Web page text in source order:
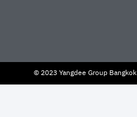
© 2023 Yangdee Group